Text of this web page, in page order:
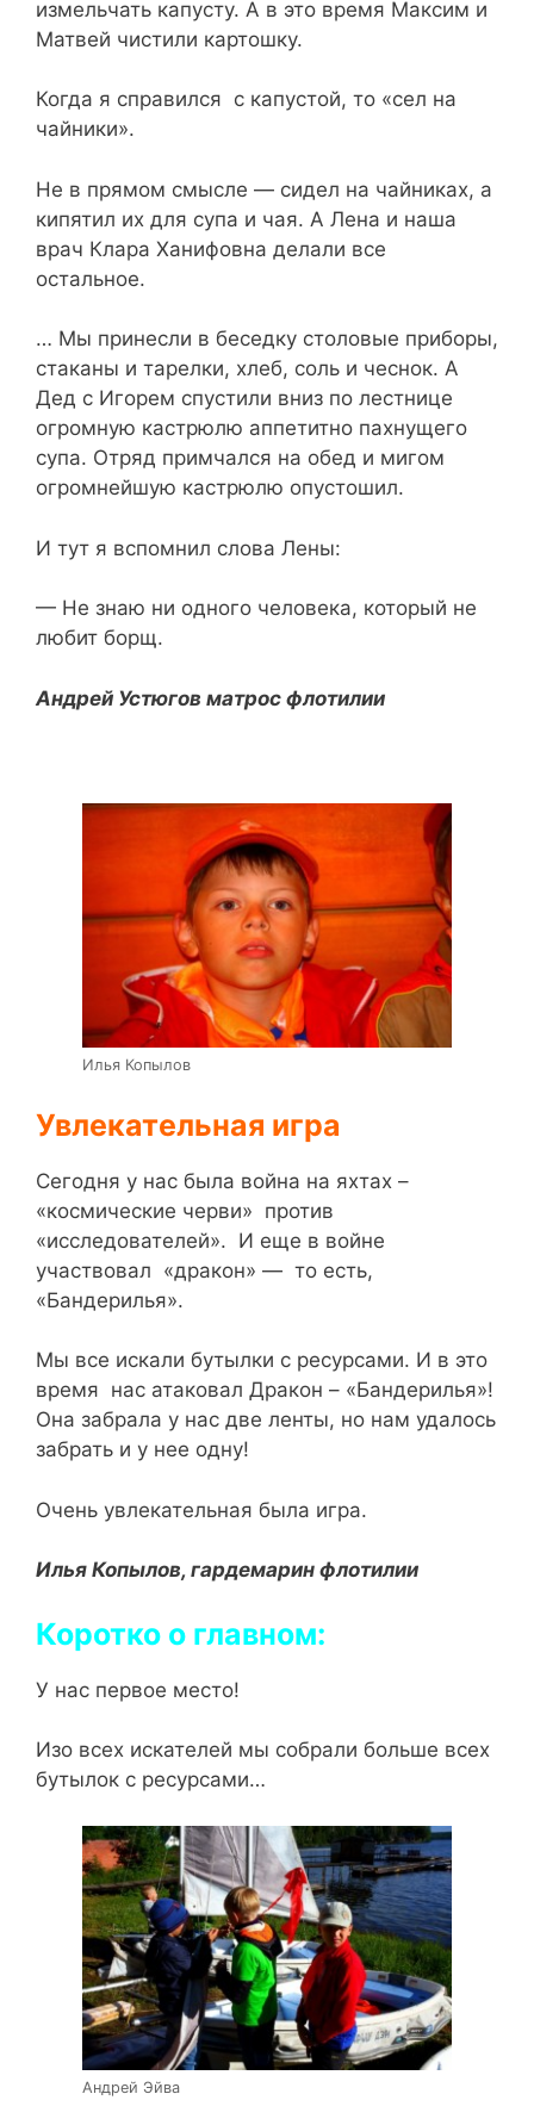
измельчать капусту. А в это время Максим и
Матвей чистили картошку.
Когда я справился с капустой, то «сел на
чайники».
Не в прямом смысле — сидел на чайниках, а
кипятил их для супа и чая. А Лена и наша
врач Клара Ханифовна делали все
остальное.
… Мы принесли в беседку столовые приборы,
стаканы и тарелки, хлеб, соль и чеснок. А
Дед с Игорем спустили вниз по лестнице
огромную кастрюлю аппетитно пахнущего
супа. Отряд примчался на обед и мигом
огромнейшую кастрюлю опустошил.
И тут я вспомнил слова Лены:
— Не знаю ни одного человека, который не
любит борщ.
Андрей Устюгов матрос флотилии
Илья Копылов
Увлекательная игра
Сегодня у нас была война на яхтах –
«космические черви» против
«исследователей». И еще в войне
участвовал «дракон» — то есть,
«Бандерилья».
Мы все искали бутылки с ресурсами. И в это
время нас атаковал Дракон – «Бандерилья»!
Она забрала у нас две ленты, но нам удалось
забрать и у нее одну!
Очень увлекательная была игра.
Илья Копылов, гардемарин флотилии
Коротко о главном:
У нас первое место!
Изо всех искателей мы собрали больше всех
бутылок с ресурсами…
Андрей Эйва